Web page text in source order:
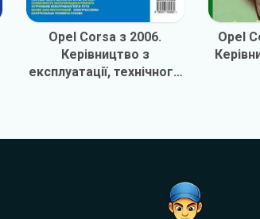
Opel Corsa з 2006.
Керівництво з
експлуатації, технічного
Opel